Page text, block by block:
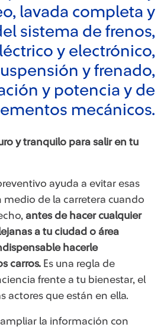
lavada completa y
sistema de frenos,
y electrónico,
y frenado,
y potencia y de
mecánicos.
y tranquilo para salir en tu
ayuda a evitar esas
medio de la carretera cuando
antes de hacer cualquier
a tu ciudad o área
hacerle
carros. Es una regla de
frente a tu bienestar, el
actores que están en ella.
la información con